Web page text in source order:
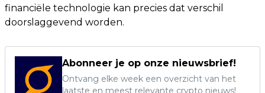
financiële technologie kan precies dat verschil
doorslaggevend worden.
Abonneer je op onze nieuwsbrief!
Ontvang elke week een overzicht van het
laatste en meest relevante crypto nieuws!